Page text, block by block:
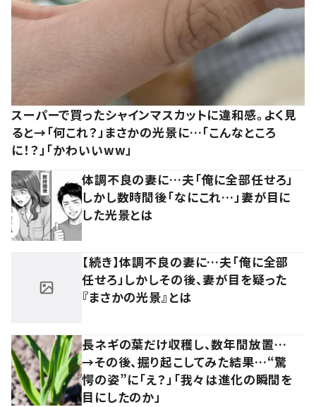
スーパーで買ったシャインマスカットに違和感。よく見
ると→「何これ？」まさかの光景に…「こんなところ
に！？」「かわいいww」
体調不良の妻に…夫「俺に全部任せろ」
しかし数時間後「なにこれ…」妻が目に
した光景とは
【続き】体調不良の妻に…夫「俺に全部
任せろ」しかしその後、妻が目を疑った
『まさかの光景』とは
長ネギの葉だけ収穫し、数年間放置…
→その後、掘り起こしてみた結果…“驚
愕の姿”に「え？」「我々は進化の瞬間を
目にしたのか」